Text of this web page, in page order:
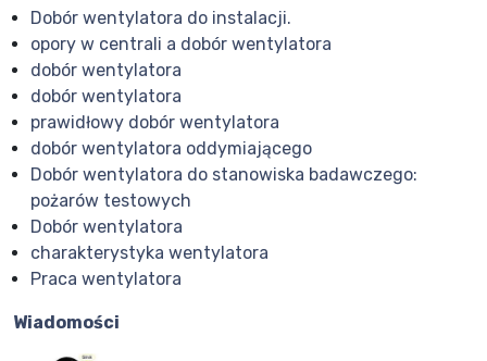
Dobór wentylatora do instalacji.
opory w centrali a dobór wentylatora
dobór wentylatora
dobór wentylatora
prawidłowy dobór wentylatora
dobór wentylatora oddymiającego
Dobór wentylatora do stanowiska badawczego:
pożarów testowych
Dobór wentylatora
charakterystyka wentylatora
Praca wentylatora
Wiadomości